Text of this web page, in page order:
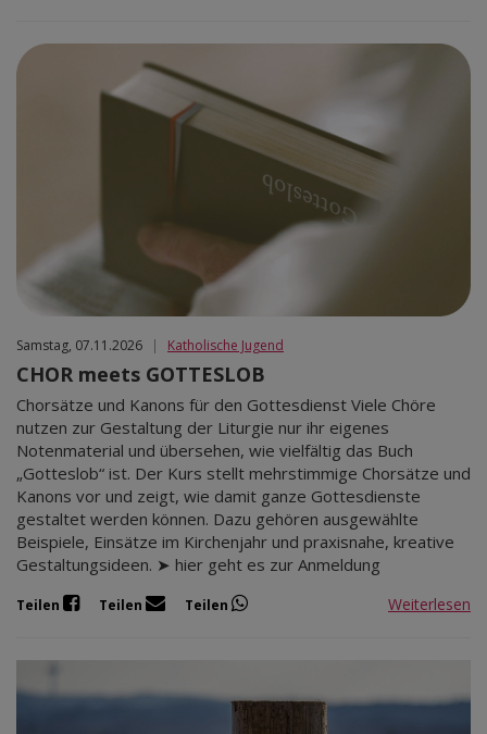
Samstag, 07.11.2026 | Katholische Jugend
CHOR meets GOTTESLOB
Chorsätze und Kanons für den Gottesdienst Viele Chöre
nutzen zur Gestaltung der Liturgie nur ihr eigenes
Notenmaterial und übersehen, wie vielfältig das Buch
„Gotteslob“ ist. Der Kurs stellt mehrstimmige Chorsätze und
Kanons vor und zeigt, wie damit ganze Gottesdienste
gestaltet werden können. Dazu gehören ausgewählte
Beispiele, Einsätze im Kirchenjahr und praxisnahe, kreative
Gestaltungsideen. ➤ hier geht es zur Anmeldung
Teilen Teilen Teilen Weiterlesen